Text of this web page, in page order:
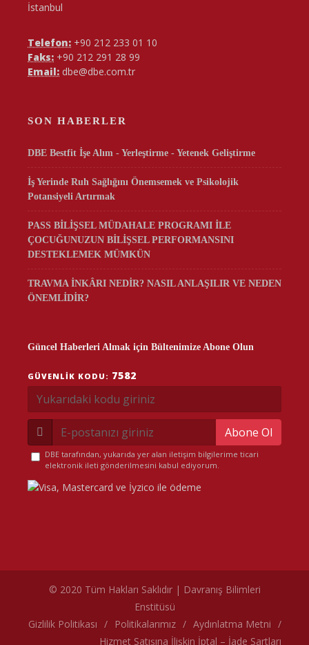
İstanbul
Telefon: +90 212 233 01 10
Faks: +90 212 291 28 99
Email: dbe@dbe.com.tr
SON HABERLER
DBE Bestfit İşe Alım - Yerleştirme - Yetenek Geliştirme
İş Yerinde Ruh Sağlığını Önemsemek ve Psikolojik
Potansiyeli Artırmak
PASS BİLİŞSEL MÜDAHALE PROGRAMI İLE
ÇOCUĞUNUZUN BİLİŞSEL PERFORMANSINI
DESTEKLEMEK MÜMKÜN
TRAVMA İNKÂRI NEDİR? NASIL ANLAŞILIR VE NEDEN
ÖNEMLİDİR?
Güncel Haberleri Almak için Bültenimize Abone Olun
GÜVENLIK KODU: 7582
Abone Ol
DBE tarafından, yukarıda yer alan iletişim bilgilerime ticari
elektronik ileti gönderilmesini kabul ediyorum.
© 2020 Tüm Hakları Saklıdır | Davranış Bilimleri
Enstitüsü
Gizlilik Politikası / Politikalarımız / Aydınlatma Metni /
Hizmet Satışına İlişkin İptal – İade Şartları